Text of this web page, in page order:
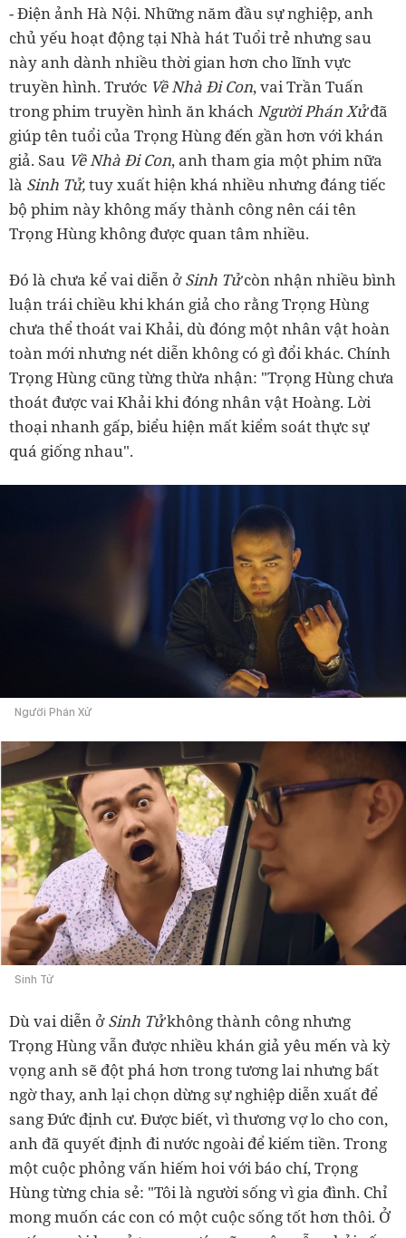
- Điện ảnh Hà Nội. Những năm đầu sự nghiệp, anh
chủ yếu hoạt động tại Nhà hát Tuổi trẻ nhưng sau
này anh dành nhiều thời gian hơn cho lĩnh vực
truyền hình. Trước Về Nhà Đi Con, vai Trần Tuấn
trong phim truyền hình ăn kháchNgười Phán Xửđã
giúp tên tuổi của Trọng Hùng đến gần hơn với khán
giả. Sau Về Nhà Đi Con, anh tham gia một phim nữa
là Sinh Tử,tuy xuất hiện khá nhiều nhưng đáng tiếc
bộ phim này không mấy thành công nên cái tên
Trọng Hùng không được quan tâm nhiều.
Đó là chưa kể vai diễn ởSinh Tửcòn nhận nhiều bình
luận trái chiều khi khán giả cho rằng Trọng Hùng
chưa thể thoát vai Khải, dù đóng một nhân vật hoàn
toàn mới nhưng nét diễn không có gì đổi khác. Chính
Trọng Hùng cũng từng thừa nhận: "Trọng Hùng chưa
thoát được vai Khải khi đóng nhân vật Hoàng. Lời
thoại nhanh gấp, biểu hiện mất kiểm soát thực sự
quá giống nhau".
Người Phán Xử
Sinh Tử
Dù vai diễn ởSinh Tửkhông thành công nhưng
Trọng Hùng vẫn được nhiều khán giả yêu mến và kỳ
vọng anh sẽ đột phá hơn trong tương lai nhưng bất
ngờ thay, anh lại chọn dừng sự nghiệp diễn xuất để
sang Đức định cư. Được biết, vì thương vợ lo cho con,
anh đã quyết định đi nước ngoài để kiếm tiền. Trong
một cuộc phỏng vấn hiếm hoi với báo chí, Trọng
Hùng từng chia sẻ: "Tôi là người sống vì gia đình. Chỉ
mong muốn các con có một cuộc sống tốt hơn thôi. Ở